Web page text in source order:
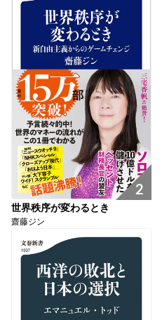
2
世界秩序が変わるとき
齋藤ジン